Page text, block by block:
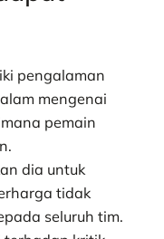
pengalaman
mengenai
pemain
dia untuk
tidak
seluruh tim.